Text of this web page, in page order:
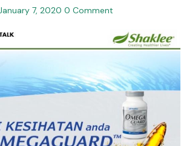
7, 2020 0 Comment